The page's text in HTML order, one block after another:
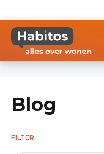
naar
inhoud
gaan
Blog
FILTER